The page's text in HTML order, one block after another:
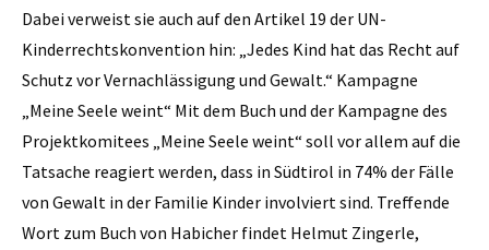
Dabei verweist sie auch auf den Artikel 19 der UN-
Kinderrechtskonvention hin: „Jedes Kind hat das Recht auf
Schutz vor Vernachlässigung und Gewalt.“ Kampagne
„Meine Seele weint“ Mit dem Buch und der Kampagne des
Projektkomitees „Meine Seele weint“ soll vor allem auf die
Tatsache reagiert werden, dass in Südtirol in 74% der Fälle
von Gewalt in der Familie Kinder involviert sind. Treffende
Wort zum Buch von Habicher findet Helmut Zingerle,